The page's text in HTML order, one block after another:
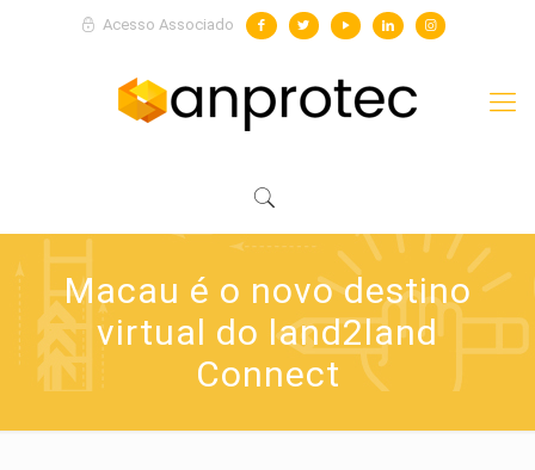
Acesso Associado
Macau é o novo destino
virtual do land2land
Connect